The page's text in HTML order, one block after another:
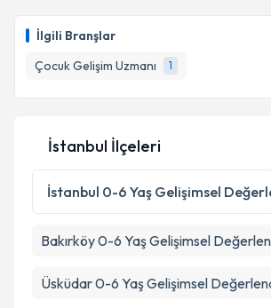
İlgili Branşlar
Çocuk Gelişim Uzmanı
1
almanız için bir takvim
bilgilendireceğiz.
E-posta Adresiniz
Kişisel verilerimin işlenmesine
Metni
'ni okudum ve kişisel
Takvim Talebini
İstanbul İlçeleri
İstanbul 0-6 Yaş Gelişimsel
Bakırköy0-6 Yaş Gelişimsel
Üsküdar0-6 Yaş Gelişimsel